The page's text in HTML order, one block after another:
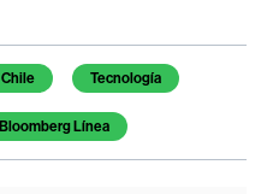
Chile Tecnología
Bloomberg Línea